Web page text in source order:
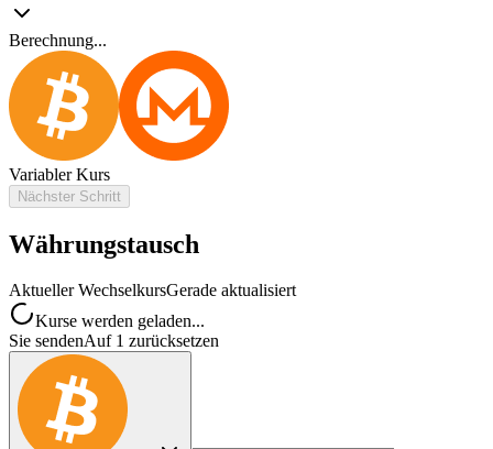
Berechnung...
Variabler Kurs
Nächster Schritt
Währungstausch
Aktueller WechselkursGerade aktualisiert
Kurse werden geladen...
Sie sendenAuf 1 zurücksetzen